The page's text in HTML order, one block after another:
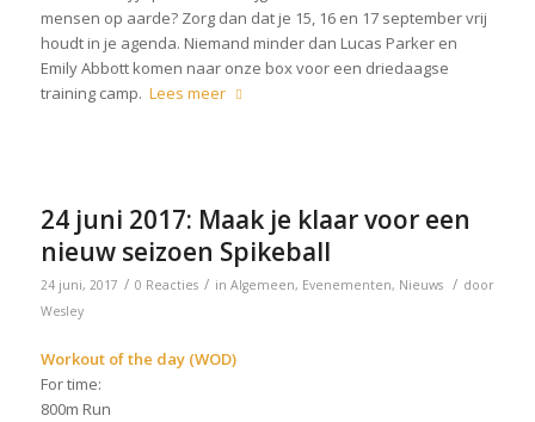
mensen op aarde? Zorg dan dat je 15, 16 en 17 september vrij
houdt in je agenda. Niemand minder dan Lucas Parker en
Emily Abbott komen naar onze box voor een driedaagse
training camp. Lees meer
24 juni 2017: Maak je klaar voor een
nieuw seizoen Spikeball
24 juni, 2017 / 0 Reacties / in Algemeen, Evenementen, Nieuws / door
Wesley
Workout of the day (WOD)
For time:
800m Run